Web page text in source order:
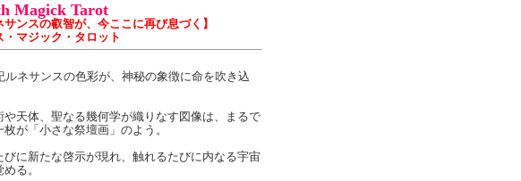
Magick Tarot
サンスの叡智が、今ここに再び息づく】
・マジック・タロット
ルネサンスの色彩が、神秘の象徴に命を吹き込
や天体、聖なる幾何学が織りなす図像は、まるで
枚が「小さな祭壇画」のよう。
びに新たな啓示が現れ、触れるたびに内なる宇宙
る。